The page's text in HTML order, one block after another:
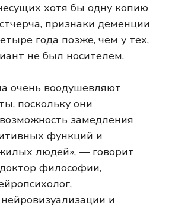
хотя бы одну копию
признаки деменции
года позже, чем у тех,
не был носителем.
очень воодушевляют
поскольку они
замедления
функций и
людей», — говорит
философии,
и